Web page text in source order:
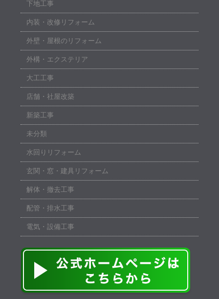
下地工事
内装・改修リフォーム
外壁・屋根のリフォーム
外構・エクステリア
大工工事
店舗・社屋改築
新築工事
未分類
水回りリフォーム
玄関・窓・建具リフォーム
解体・撤去工事
配管・排水工事
電気・設備工事